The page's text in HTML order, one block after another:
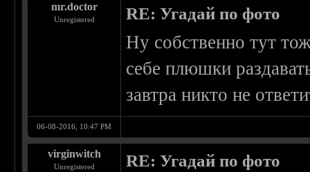
mr.doctor
Unregistered RE: Угадай по фото
Ну собственно тут
себе плюшки
завтра никто не
06-08-2016, 10:47 PM
virginwitch
Unregistered RE: Угадай по фото